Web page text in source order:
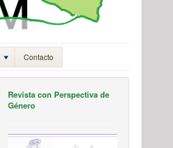
Contacto
Revista con Perspectiva de
Género